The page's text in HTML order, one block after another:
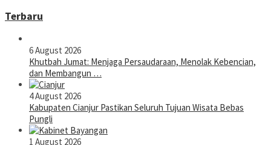
Terbaru
6 August 2026
Khutbah Jumat: Menjaga Persaudaraan, Menolak Kebencian,
dan Membangun …
4 August 2026
Kabupaten Cianjur Pastikan Seluruh Tujuan Wisata Bebas
Pungli
1 August 2026